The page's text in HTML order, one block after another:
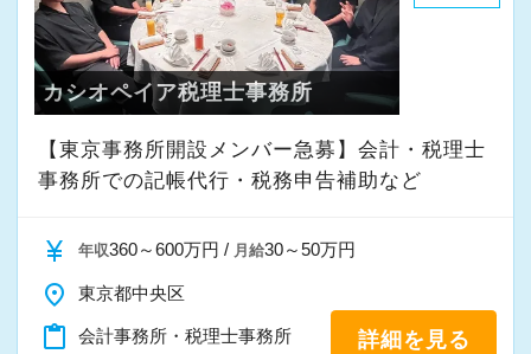
カシオペイア税理士事務所
【東京事務所開設メンバー急募】会計・税理士
事務所での記帳代行・税務申告補助など
currency_yen 年収360～600万円 / 月給30～50万円
place 東京都中央区
content_paste 会計事務所・税理士事務所 詳細を見る